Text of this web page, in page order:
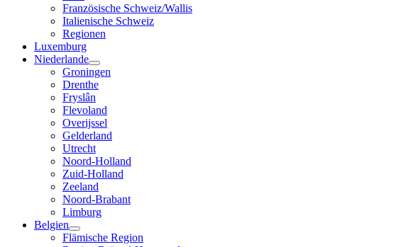
Französische Schweiz/Wallis
Italienische Schweiz
Regionen
Luxemburg
Niederlande
Groningen
Drenthe
Fryslân
Flevoland
Overijssel
Gelderland
Utrecht
Noord-Holland
Zuid-Holland
Zeeland
Noord-Brabant
Limburg
Belgien
Flämische Region